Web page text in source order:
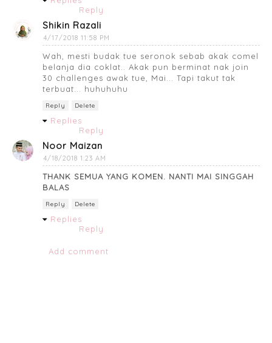
Reply
Shikin Razali
4/17/2018 11:58 PM
Wah, mesti budak tue seronok sebab akak comel
belanja dia coklat.. Akak pun berminat nak join
30 challenges awak tue, Mai... Tapi takut tak
terbuat... huhuhuhu
Reply Delete
Replies
Reply
Noor Maizan
4/18/2018 1:23 AM
THANK SEMUA YANG KOMEN. NANTI MAI SINGGAH
BALAS
Reply Delete
Replies
Reply
Add comment